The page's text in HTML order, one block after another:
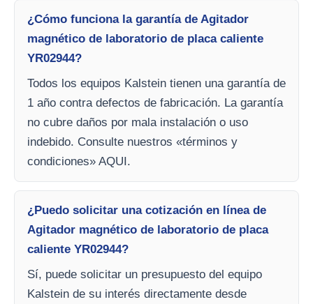
¿Cómo funciona la garantía de Agitador
magnético de laboratorio de placa caliente
YR02944?
Todos los equipos Kalstein tienen una garantía de
1 año contra defectos de fabricación. La garantía
no cubre daños por mala instalación o uso
indebido. Consulte nuestros «términos y
condiciones» AQUI.
¿Puedo solicitar una cotización en línea de
Agitador magnético de laboratorio de placa
caliente YR02944?
Sí, puede solicitar un presupuesto del equipo
Kalstein de su interés directamente desde